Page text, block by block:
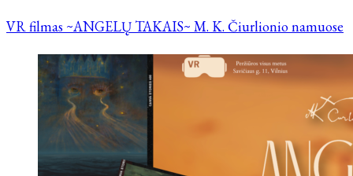
VR filmas ~ANGELŲ TAKAIS~ M. K. Čiurlionio namuose